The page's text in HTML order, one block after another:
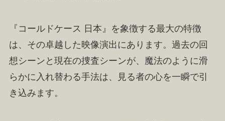
『コールドケース 日本』を象徴する最大の特徴
は、その卓越した映像演出にあります。過去の回
想シーンと現在の捜査シーンが、魔法のように滑
らかに入れ替わる手法は、見る者の心を一瞬で引
き込みます。